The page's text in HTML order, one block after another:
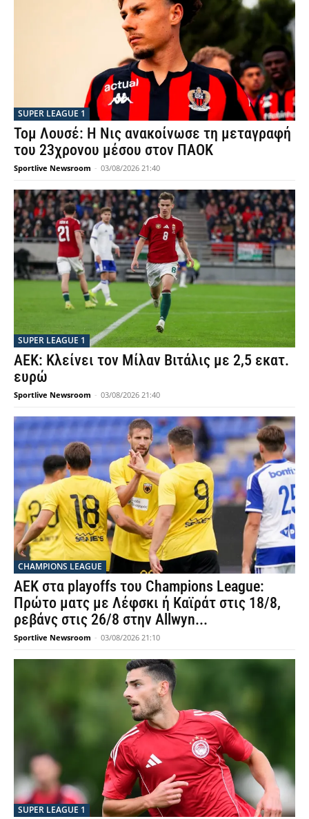
SUPER LEAGUE 1
Τομ Λουσέ: Η Νις ανακοίνωσε τη μεταγραφή
του 23χρονου μέσου στον ΠΑΟΚ
Sportlive Newsroom - 03/08/2026 21:40
SUPER LEAGUE 1
ΑΕΚ: Κλείνει τον Μίλαν Βιτάλις με 2,5 εκατ.
ευρώ
Sportlive Newsroom - 03/08/2026 21:40
CHAMPIONS LEAGUE
ΑΕΚ στα playoffs του Champions League:
Πρώτο ματς με Λέφσκι ή Καϊράτ στις 18/8,
ρεβάνς στις 26/8 στην Allwyn...
Sportlive Newsroom - 03/08/2026 21:10
SUPER LEAGUE 1